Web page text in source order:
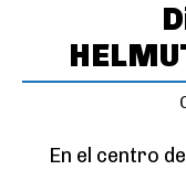
En el centro